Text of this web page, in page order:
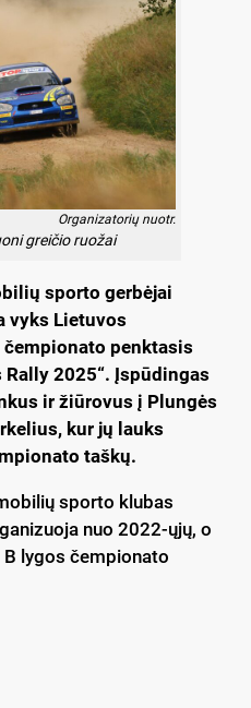
Organizatorių nuotr.
greičio ruožai
sporto gerbėjai
vyks Lietuvos
penktasis
2025“. Įspūdingas
ir žiūrovus į Plungės
kur jų lauks
taškų.
sporto klubas
nuo 2022-ųjų, o
lygos čempionato